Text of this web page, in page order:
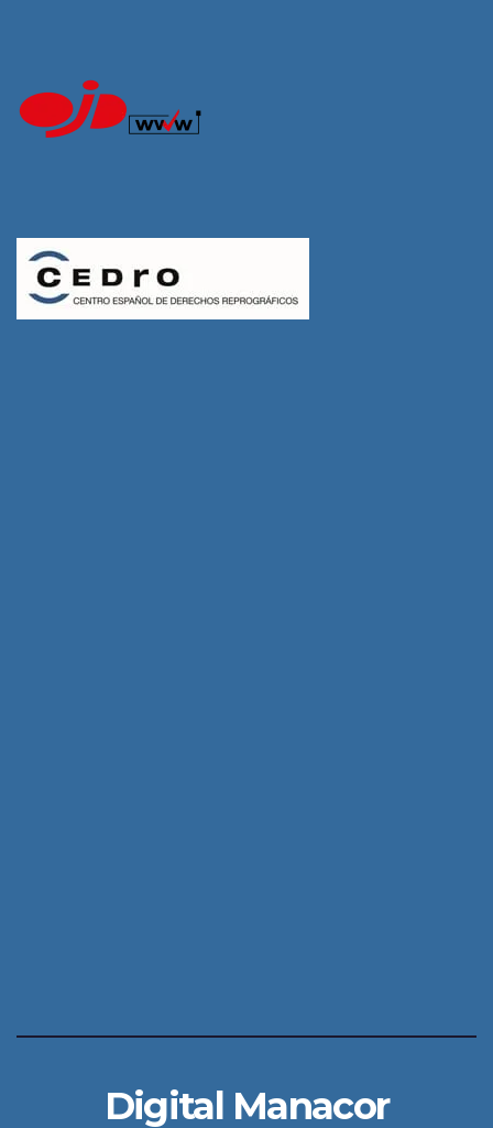
Digital Manacor